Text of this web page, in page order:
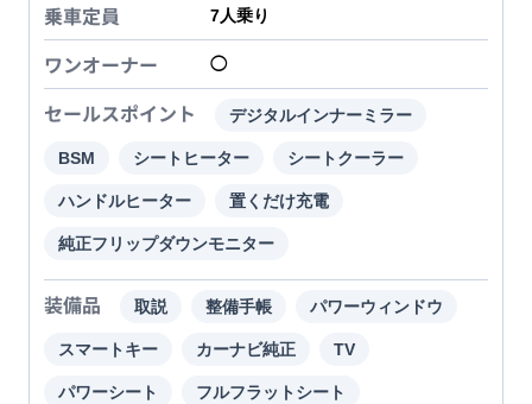
乗車定員 7人乗り
ワンオーナー ◯
セールスポイント デジタルインナーミラー
BSM シートヒーター シートクーラー
ハンドルヒーター 置くだけ充電
純正フリップダウンモニター
装備品 取説 整備手帳 パワーウィンドウ
スマートキー カーナビ純正 TV
パワーシート フルフラットシート